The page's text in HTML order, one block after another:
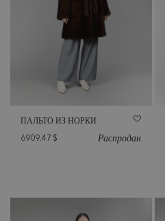
ПАЛЬТО ИЗ НОРКИ
6909.47 $ Распродан